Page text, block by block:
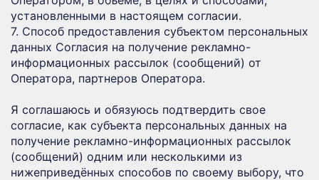
установленными в настоящем согласии.
7. Способ предоставления субъектом персональных
данных Согласия на получение рекламно-
информационных рассылок (сообщений) от
Оператора, партнеров Оператора.
Я соглашаюсь и обязуюсь подтвердить свое
согласие, как субъекта персональных данных на
получение рекламно-информационных рассылок
(сообщений) одним или несколькими из
нижеприведённых способов по своему выбору, что